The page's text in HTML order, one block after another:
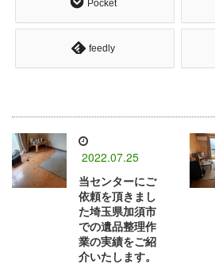
Pocket
feedly
2022.07.25
当センターにご
依頼を頂きまし
た埼玉県加須市
での遺品整理作
業の実績をご紹
介いたします。